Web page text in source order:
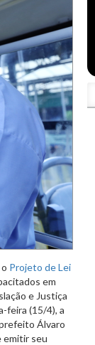
Projeto de Lei
em
e Justiça
feira (15/4), a
Álvaro
emitir seu